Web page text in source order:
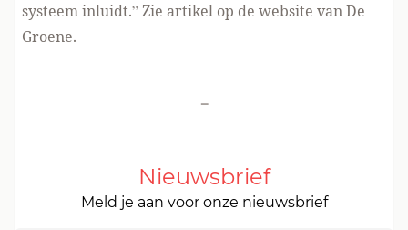
systeem inluidt.” Zie artikel op de website van De
Groene.
-
Nieuwsbrief
Meld je aan voor onze nieuwsbrief